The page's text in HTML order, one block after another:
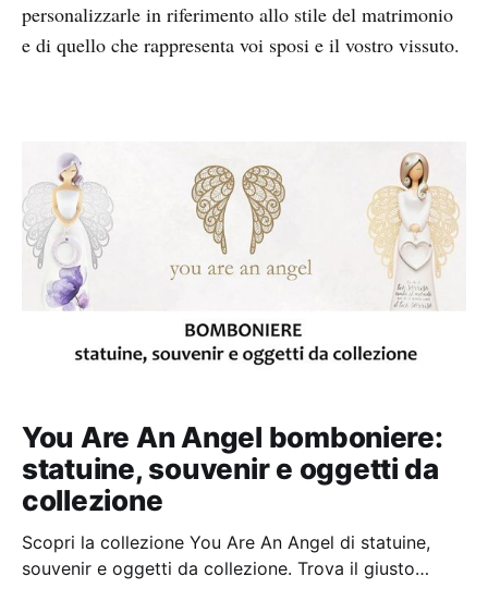
personalizzarle in riferimento allo stile del matrimonio
e di quello che rappresenta voi sposi e il vostro vissuto.
You Are An Angel bomboniere:
statuine, souvenir e oggetti da
collezione
Scopri la collezione You Are An Angel di statuine,
souvenir e oggetti da collezione. Trova il giusto